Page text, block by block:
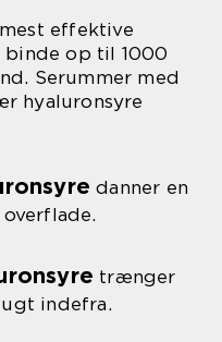
effektive
op til 1000
Serummer med
hyaluronsyre
danner en
trænger
indefra.